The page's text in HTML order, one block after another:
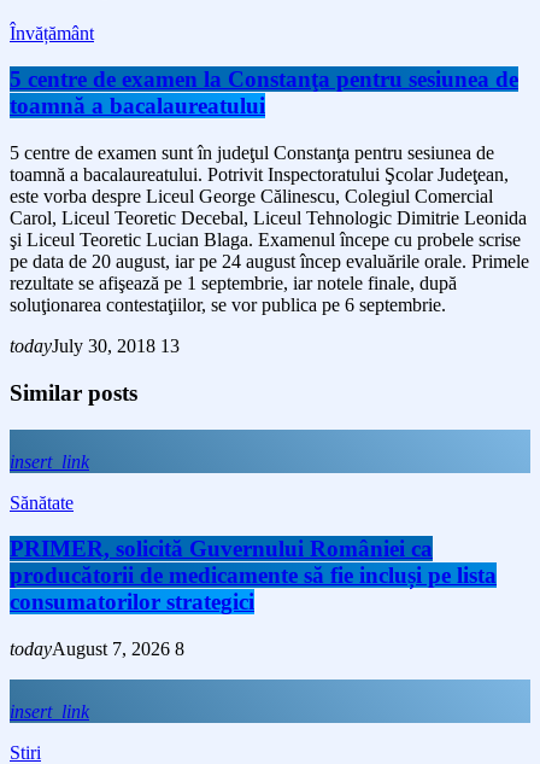
Învățământ
5 centre de examen la Constanţa pentru sesiunea de
toamnă a bacalaureatului
5 centre de examen sunt în judeţul Constanţa pentru sesiunea de
toamnă a bacalaureatului. Potrivit Inspectoratului Şcolar Judeţean,
este vorba despre Liceul George Călinescu, Colegiul Comercial
Carol, Liceul Teoretic Decebal, Liceul Tehnologic Dimitrie Leonida
şi Liceul Teoretic Lucian Blaga. Examenul începe cu probele scrise
pe data de 20 august, iar pe 24 august încep evaluările orale. Primele
rezultate se afişează pe 1 septembrie, iar notele finale, după
soluţionarea contestaţiilor, se vor publica pe 6 septembrie.
todayJuly 30, 2018 13
Similar posts
insert_link
Sănătate
PRIMER, solicită Guvernului României ca
producătorii de medicamente să fie incluși pe lista
consumatorilor strategici
todayAugust 7, 2026 8
insert_link
Stiri